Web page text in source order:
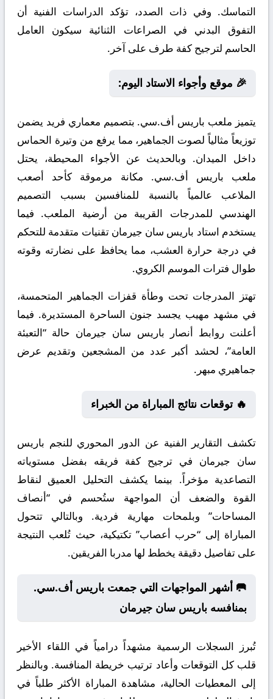
التماسك. وفي ذات الصدد، تؤكد الدراسات الفنية أن
التفوق البدني في الصراعات الثنائية سيكون العامل
الحاسم لترجيح كفة طرف على آخر.
🎉 موقع وأجواء الاستاد اليوم:
يتميز ملعب باريس أف.سي. بتصميم معماري فريد يضمن
توزيعاً مثالياً لصوت الجماهير، مما يرفع من وتيرة الحماس
داخل الميدان. وبالحديث عن الأجواء المحيطة، يحتل
ملعب باريس أف.سي. مكانة مرموقة كأحد أصعب
الملاعب عالمياً بالنسبة للمنافسين بسبب التصميم
الهندسي للمدرجات القريبة من أرضية الملعب. فيما
يستخدم استاد باريس سان جيرمان تقنيات متقدمة للتحكم
في درجة حرارة العشب، مما يحافظ على نضارته وقوته
طوال فترات الموسم الكروي.
تهتز المدرجات تحت وطأة قفزات الجماهير المتحمسة،
في مشهد مهيب يجسد جنون الساحرة المستديرة. فيما
أعلنت روابط أنصار باريس سان جيرمان حالة “التعبئة
العامة”، لحشد أكبر عدد من المشجعين وتقديم عرض
جماهيري مبهر.
🔥 توقعات نتائج المباراة من الخبراء
تكشف التقارير الفنية عن الدور المحوري للنجم باريس
سان جيرمان في ترجيح كفة فريقه بفضل مستوياته
التصاعدية مؤخراً. بينما يكشف التحليل العميق لنقاط
القوة والضعف أن المواجهة ستُحسم في “أنصاف
المساحات” وبلمحات مهارية فردية. وبالتالي تتحول
المباراة إلى “حرب أعصاب” تكتيكية، حيث تُلعب النتيجة
على تفاصيل دقيقة يخطط لها مدربا الفريقين.
🥅 أشهر المواجهات التي جمعت باريس أف.سي.
بمنافسه باريس سان جيرمان
تُبرز السجلات الرسمية مشهداً درامياً في اللقاء الأخير
قلب كل التوقعات وأعاد ترتيب خريطة المنافسة. وبالنظر
إلى المعطيات الحالية، مشاهدة المباراة الأكثر طلباً في